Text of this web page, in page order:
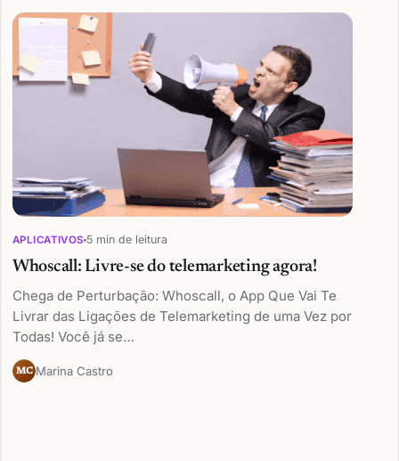
Articles
APLICATIVOS 5 min de leitura
Whoscall: Livre-se do telemarketing agora!
Chega de Perturbação: Whoscall, o App Que Vai Te
Livrar das Ligações de Telemarketing de uma Vez por
Todas! Você já se…
MC Marina Castro